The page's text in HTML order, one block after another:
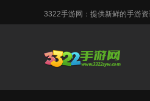
3322手游网：提供新鲜的手游资